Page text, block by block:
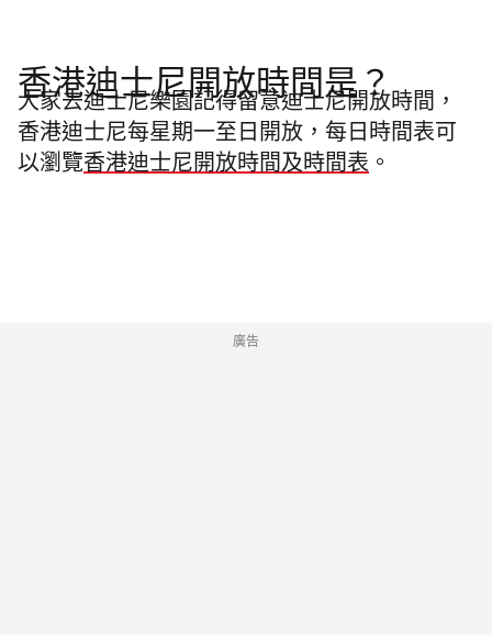
香港迪士尼開放時間是？
大家去迪士尼樂園記得留意迪士尼開放時間，
香港迪士尼每星期一至日開放，每日時間表可
以瀏覽香港迪士尼開放時間及時間表 。
廣告